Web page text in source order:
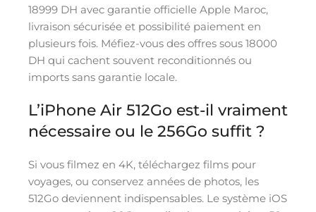
18999 DH avec garantie officielle Apple Maroc,
livraison sécurisée et possibilité paiement en
plusieurs fois. Méfiez-vous des offres sous 18000
DH qui cachent souvent reconditionnés ou
imports sans garantie locale.
L’iPhone Air 512Go est-il vraiment
nécessaire ou le 256Go suffit ?
Si vous filmez en 4K, téléchargez films pour
voyages, ou conservez années de photos, les
512Go deviennent indispensables. Le système iOS